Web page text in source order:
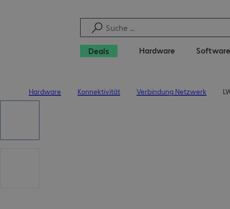
Deals Hardware Software
Hardware Konnektivität Verbindung Netzwerk